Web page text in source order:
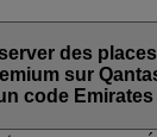
des
sur
code Emirates